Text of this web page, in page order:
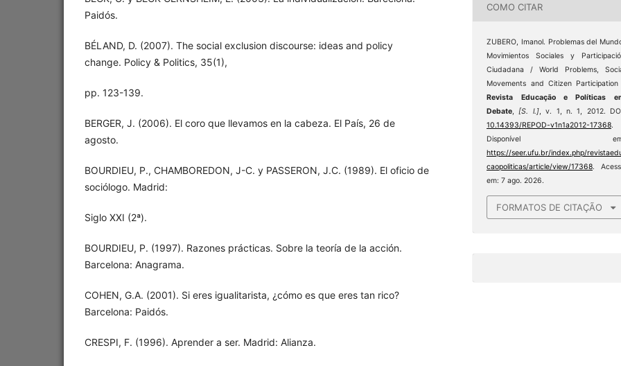
Paidós.
BÉLAND, D. (2007). The social exclusion discourse: ideas and policy
change. Policy & Politics, 35(1),
pp. 123-139.
BERGER, J. (2006). El coro que llevamos en la cabeza. El País, 26 de
agosto.
BOURDIEU, P., CHAMBOREDON, J-C. y PASSERON, J.C. (1989). El oficio de
sociólogo. Madrid:
Siglo XXI (2ª).
BOURDIEU, P. (1997). Razones prácticas. Sobre la teoría de la acción.
Barcelona: Anagrama.
COHEN, G.A. (2001). Si eres igualitarista, ¿cómo es que eres tan rico?
Barcelona: Paidós.
CRESPI, F. (1996). Aprender a ser. Madrid: Alianza.
COMO CITAR
ZUBERO, Imanol. Problemas del
Movimientos Sociales y
Ciudadana / World Problems,
Movements and Citizen
Revista Educação e Políticas
Debate,[S. l.], v. 1, n. 1, 2012.
10.14393/REPOD-v1n1a2012-17368.
Disponível
https://seer.ufu.br/index.php/
caopoliticas/article/view/17368.
em: 7 ago. 2026.
FORMATOS DE CITAÇÃO